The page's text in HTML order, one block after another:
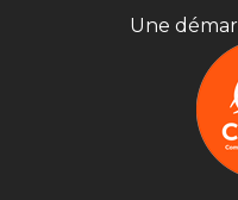
Une